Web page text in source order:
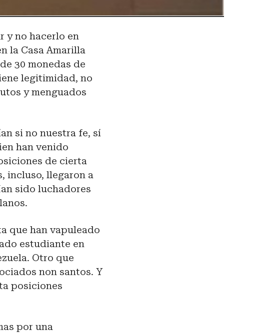
y no hacerlo en
la Casa Amarilla
30 monedas de
legitimidad, no
y menguados
si no nuestra fe, sí
han venido
de cierta
incluso, llegaron a
sido luchadores
que han vapuleado
estudiante en
Otro que
non santos. Y
posiciones
por una